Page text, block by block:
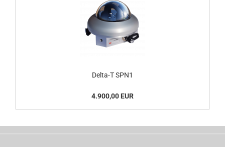
Delta-T SPN1
4.900,00 EUR